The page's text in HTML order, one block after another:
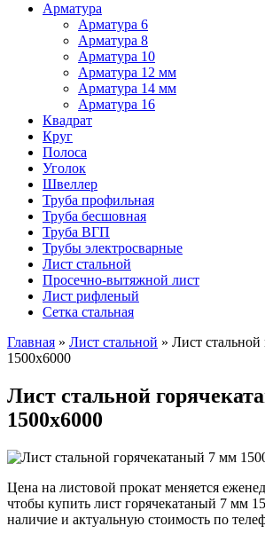
Арматура
Арматура 6
Арматура 8
Арматура 10
Арматура 12 мм
Арматура 14 мм
Арматура 16
Квадрат
Круг
Полоса
Уголок
Швеллер
Труба профильная
Труба бесшовная
Труба ВГП
Трубы электросварные
Лист стальной
Просечно-вытяжной лист
Лист рифленый
Сетка стальная
Главная » Лист стальной » Лист
1500х6000
Лист стальной
1500х6000
Цена на листовой прокат меняется
чтобы купить лист горячекатаный 7 мм
наличие и актуальную стоимость по